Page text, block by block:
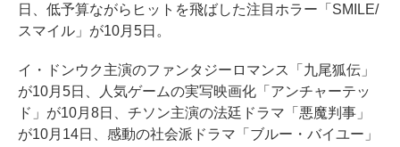
日、低予算ながらヒットを飛ばした注目ホラー「SMILE/
スマイル」が10月5日。
イ・ドンウク主演のファンタジーロマンス「九尾狐伝」
が10月5日、人気ゲームの実写映画化「アンチャーテッ
ド」が10月8日、チソン主演の法廷ドラマ「悪魔判事」
が10月14日、感動の社会派ドラマ「ブルー・バイユー」